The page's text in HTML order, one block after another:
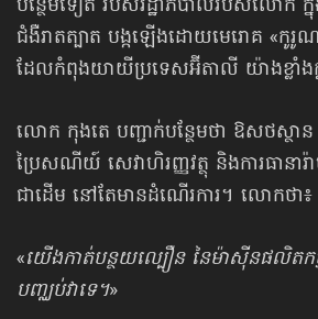
បន្ថែមទៀត របស់រដ្ឋាភិបាលរបស់លោក ក្នុ
ជំងឺរាតត្បាត បង្កឡើងដោយមេរោគ «កូរូ
ដែលកំពុងយាយីប្រទេសអ៊ីតាលី យ៉ាងខ្លាំងក្
លោក កុងតេ បញ្ជាក់បន្ថែមថា ឱសថស្ថា
ប្រៃសណីយ៍ សេវាហិរញ្ញវត្ថុ និងការធានារ៉
ជាដើម នៅតែមានដំណើរការ។ លោកថា៖
«យើងកាត់បន្ថយល្បឿន នៃម៉ាស៊ីនផលិតក
បញ្ឈប់វាទេ។»